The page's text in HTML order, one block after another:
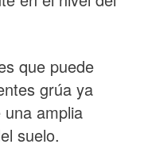
que puede
grúa ya
amplia
suelo.